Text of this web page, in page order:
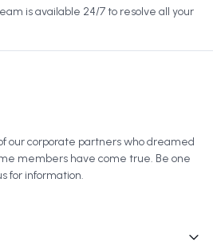
is available 24/7 to resolve all your
our corporate partners who dreamed
members have come true. Be one
for information.